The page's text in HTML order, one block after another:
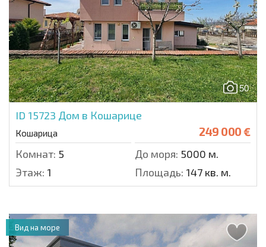
50
ID 15723 Дом в Кошарице
Кошарица 249 000 €
Комнат: 5 До моря: 5000 м.
Этаж: 1 Площадь: 147 кв. м.
Вид на море